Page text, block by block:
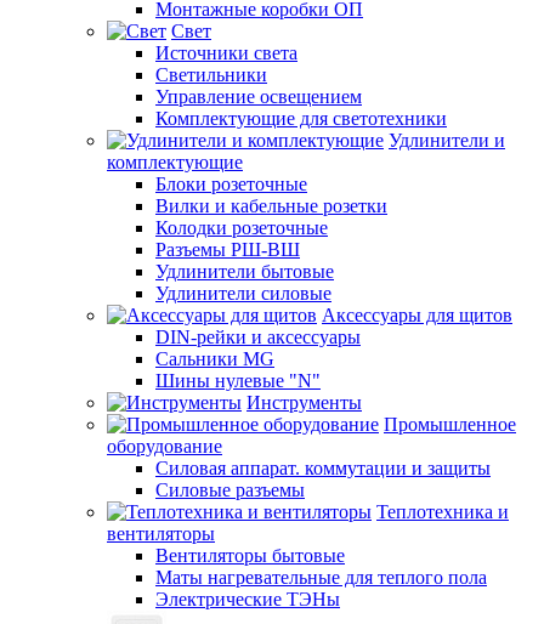
Монтажные коробки ОП
Свет
Источники света
Светильники
Управление освещением
Комплектующие для светотехники
Удлинители и
комплектующие
Блоки розеточные
Вилки и кабельные розетки
Колодки розеточные
Разъемы РШ-ВШ
Удлинители бытовые
Удлинители силовые
Аксессуары для щитов
DIN-рейки и аксессуары
Сальники MG
Шины нулевые "N"
Инструменты
Промышленное
оборудование
Силовая аппарат. коммутации и защиты
Силовые разъемы
Теплотехника и
вентиляторы
Вентиляторы бытовые
Маты нагревательные для теплого пола
Электрические ТЭНы